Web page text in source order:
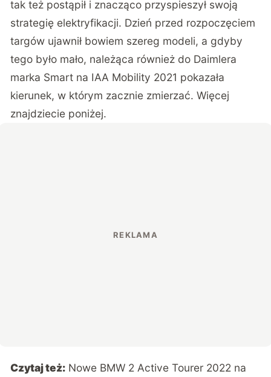
tak też postąpił i znacząco przyspieszył swoją
strategię elektryfikacji. Dzień przed rozpoczęciem
targów ujawnił bowiem szereg modeli, a gdyby
tego było mało, należąca również do Daimlera
marka Smart na IAA Mobility 2021 pokazała
kierunek, w którym zacznie zmierzać. Więcej
znajdziecie poniżej.
Czytaj też: Nowe BMW 2 Active Tourer 2022 na